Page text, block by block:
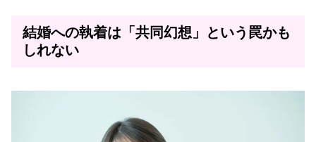
結婚への執着は「共同幻想」という罠かも
しれない